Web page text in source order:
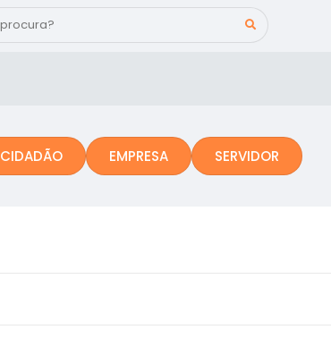
CIDADÃO EMPRESA SERVIDOR